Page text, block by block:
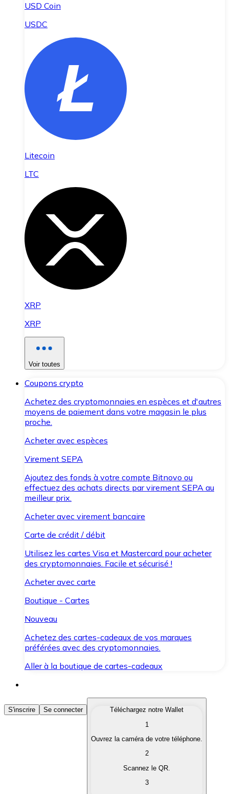
USD Coin
USDC
Litecoin
LTC
XRP
XRP
Voir toutes
Coupons crypto
Achetez des cryptomonnaies en espèces et d'autres
moyens de paiement dans votre magasin le plus
proche.
Acheter avec espèces
Virement SEPA
Ajoutez des fonds à votre compte Bitnovo ou
effectuez des achats directs par virement SEPA au
meilleur prix.
Acheter avec virement bancaire
Carte de crédit / débit
Utilisez les cartes Visa et Mastercard pour acheter
des cryptomonnaies. Facile et sécurisé !
Acheter avec carte
Boutique - Cartes
Nouveau
Achetez des cartes-cadeaux de vos marques
préférées avec des cryptomonnaies.
Aller à la boutique de cartes-cadeaux
Acheter des Cryptomonnaies
Achetez les cryptomonnaies qui vous intéressent
Convertissez vos cryptomonnaies en monnaie
S'inscrire Se connecter
Téléchargez notre Wallet
1
Ouvrez la caméra de votre téléphone.
2
Scannez le QR.
3